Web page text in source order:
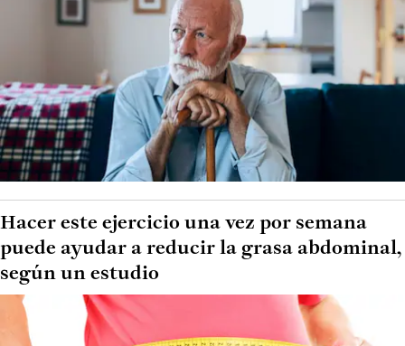
Hacer este ejercicio una vez por semana
puede ayudar a reducir la grasa abdominal,
según un estudio